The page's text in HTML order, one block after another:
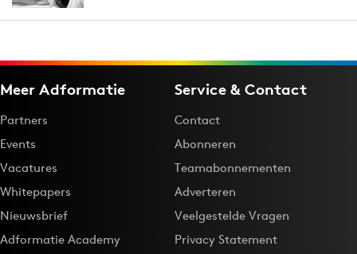
Meer Adformatie
Partners
Events
Vacatures
Whitepapers
Nieuwsbrief
Adformatie Academy
Service & Contact
Contact
Abonneren
Teamabonnementen
Adverteren
Veelgestelde Vragen
Privacy Statement